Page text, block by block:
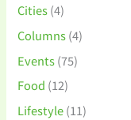
Cities(4)
Columns(4)
Events(75)
Food (12)
Lifestyle(11)